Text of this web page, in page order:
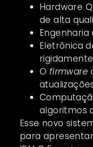
Hardware
de alta
Eletrônica
O firmware
algoritmos
Esse novo
para